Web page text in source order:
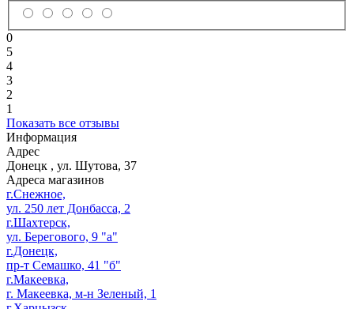
0
5
4
3
2
1
Показать все отзывы
Информация
Адрес
Донецк , ул. Шутова, 37
Адреса магазинов
г.Снежное,
ул. 250 лет Донбасса, 2
г.Шахтерск,
ул. Берегового, 9 "а"
г.Донецк,
пр-т Семашко, 41 "б"
г.Макеевка,
г. Макеевка, м-н Зеленый, 1